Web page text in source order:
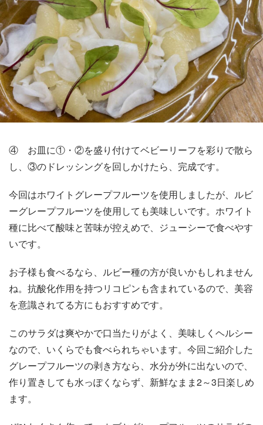
④ お皿に①・②を盛り付けてベビーリーフを彩りで散ら
し、③のドレッシングを回しかけたら、完成です。
今回はホワイトグレープフルーツを使用しましたが、ルビ
ーグレープフルーツを使用しても美味しいです。ホワイト
種に比べて酸味と苦味が控えめで、ジューシーで食べやす
いです。
お子様も食べるなら、ルビー種の方が良いかもしれません
ね。抗酸化作用を持つリコピンも含まれているので、美容
を意識されてる方にもおすすめです。
このサラダは爽やかで口当たりがよく、美味しくヘルシー
なので、いくらでも食べられちゃいます。今回ご紹介した
グレープフルーツの剥き方なら、水分が外に出ないので、
作り置きしても水っぽくならず、新鮮なまま2～3日楽しめ
ます。